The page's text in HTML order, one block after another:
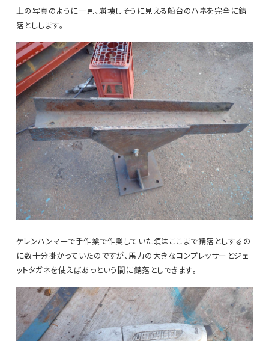
上の写真のように一見、崩壊しそうに見える船台のハネを完全に錆
落としします。
ケレンハンマーで手作業で作業していた頃はここまで錆落としするの
に数十分掛かっていたのですが、馬力の大きなコンプレッサーとジェ
ットタガネを使えばあっという間に錆落としできます。